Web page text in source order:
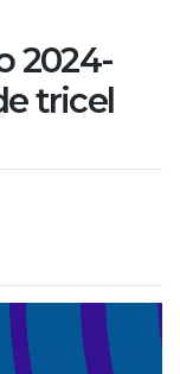
2024-
tricel